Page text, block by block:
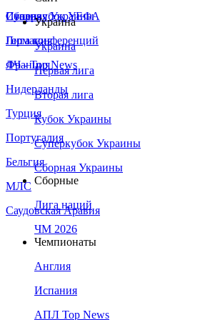
Сборная Украины
Италия
Германия
Франция
Нидерланды
Турция
Португалия
Бельгия
МЛС
Саудовская Аравия
Суперкубок УЕФА
Лига конференций
ЛЧ - Top News
Украина
Украина
Первая лига
Вторая лига
Кубок Украины
Суперкубок Украины
Сборная Украины
Сборные
Лига наций
ЧМ 2026
Чемпионаты
Англия
Испания
АПЛ Top News